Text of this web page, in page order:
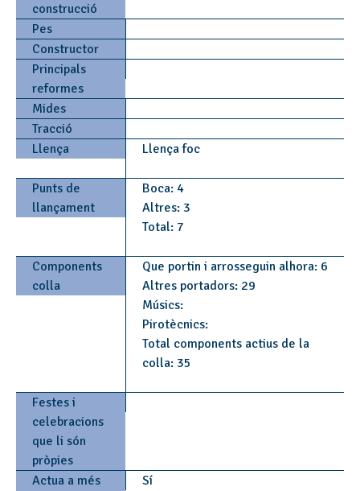
construcció
Pes
Constructor
Principals
reformes
Mides
Tracció
Llença
Llença foc
Punts de
llançament
Boca: 4
Altres: 3
Total: 7
Components
colla
Que portin i arrosseguin alhora: 6
Altres portadors: 29
Músics:
Pirotècnics:
Total components actius de la
colla: 35
Festes i
celebracions
que li són
pròpies
Actua a més
Sí